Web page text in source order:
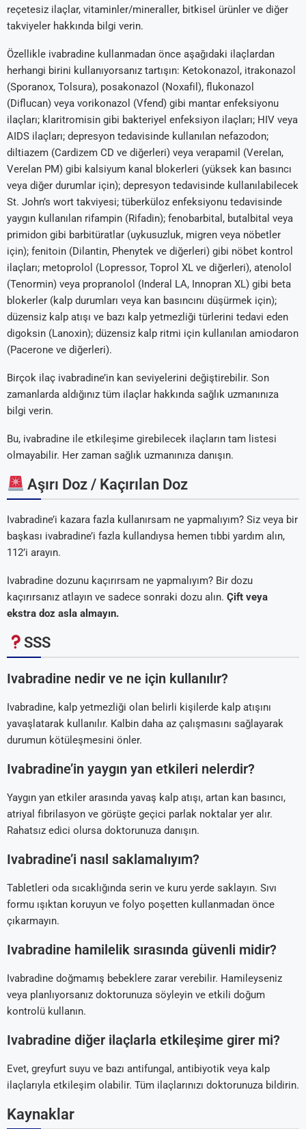
reçetesiz ilaçlar, vitaminler/mineraller, bitkisel ürünler ve diğer
takviyeler hakkında bilgi verin.
Özellikle ivabradine kullanmadan önce aşağıdaki ilaçlardan
herhangi birini kullanıyorsanız tartışın: Ketokonazol, itrakonazol
(Sporanox, Tolsura), posakonazol (Noxafil), flukonazol
(Diflucan) veya vorikonazol (Vfend) gibi mantar enfeksiyonu
ilaçları; klaritromisin gibi bakteriyel enfeksiyon ilaçları; HIV veya
AIDS ilaçları; depresyon tedavisinde kullanılan nefazodon;
diltiazem (Cardizem CD ve diğerleri) veya verapamil (Verelan,
Verelan PM) gibi kalsiyum kanal blokerleri (yüksek kan basıncı
veya diğer durumlar için); depresyon tedavisinde kullanılabilecek
St. John’s wort takviyesi; tüberküloz enfeksiyonu tedavisinde
yaygın kullanılan rifampin (Rifadin); fenobarbital, butalbital veya
primidon gibi barbitüratlar (uykusuzluk, migren veya nöbetler
için); fenitoin (Dilantin, Phenytek ve diğerleri) gibi nöbet kontrol
ilaçları; metoprolol (Lopressor, Toprol XL ve diğerleri), atenolol
(Tenormin) veya propranolol (Inderal LA, Innopran XL) gibi beta
blokerler (kalp durumları veya kan basıncını düşürmek için);
düzensiz kalp atışı ve bazı kalp yetmezliği türlerini tedavi eden
digoksin (Lanoxin); düzensiz kalp ritmi için kullanılan amiodaron
(Pacerone ve diğerleri).
Birçok ilaç ivabradine’in kan seviyelerini değiştirebilir. Son
zamanlarda aldığınız tüm ilaçlar hakkında sağlık uzmanınıza
bilgi verin.
Bu, ivabradine ile etkileşime girebilecek ilaçların tam listesi
olmayabilir. Her zaman sağlık uzmanınıza danışın.
Aşırı Doz / Kaçırılan Doz
Ivabradine’i kazara fazla kullanırsam ne yapmalıyım? Siz veya bir
başkası ivabradine’i fazla kullandıysa hemen tıbbi yardım alın,
112’i arayın.
Ivabradine dozunu kaçırırsam ne yapmalıyım? Bir dozu
kaçırırsanız atlayın ve sadece sonraki dozu alın. Çift veya
ekstra doz asla almayın.
SSS
Ivabradine nedir ve ne için kullanılır?
Ivabradine, kalp yetmezliği olan belirli kişilerde kalp atışını
yavaşlatarak kullanılır. Kalbin daha az çalışmasını sağlayarak
durumun kötüleşmesini önler.
Ivabradine’in yaygın yan etkileri nelerdir?
Yaygın yan etkiler arasında yavaş kalp atışı, artan kan basıncı,
atriyal fibrilasyon ve görüşte geçici parlak noktalar yer alır.
Rahatsız edici olursa doktorunuza danışın.
Ivabradine’i nasıl saklamalıyım?
Tabletleri oda sıcaklığında serin ve kuru yerde saklayın. Sıvı
formu ışıktan koruyun ve folyo poşetten kullanmadan önce
çıkarmayın.
Ivabradine hamilelik sırasında güvenli midir?
Ivabradine doğmamış bebeklere zarar verebilir. Hamileyseniz
veya planlıyorsanız doktorunuza söyleyin ve etkili doğum
kontrolü kullanın.
Ivabradine diğer ilaçlarla etkileşime girer mi?
Evet, greyfurt suyu ve bazı antifungal, antibiyotik veya kalp
ilaçlarıyla etkileşim olabilir. Tüm ilaçlarınızı doktorunuza bildirin.
Kaynaklar